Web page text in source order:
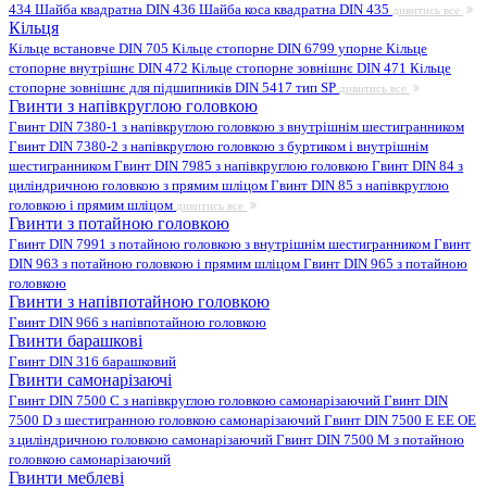
434 Шайба квадратна DIN 436 Шайба коса квадратна DIN 435 дивитись все
Кільця
Кільце встановче DIN 705 Кільце стопорне DIN 6799 упорне Кільце
стопорне внутрішнє DIN 472 Кільце стопорне зовнішнє DIN 471 Кільце
стопорне зовнішнє для підшипників DIN 5417 тип SP дивитись все
Гвинти з напівкруглою головкою
Гвинт DIN 7380-1 з напівкруглою головкою з внутрішнім шестигранником
Гвинт DIN 7380-2 з напівкруглою головкою з буртиком і внутрішнім
шестигранником Гвинт DIN 7985 з напівкруглою головкою Гвинт DIN 84 з
циліндричною головкою з прямим шліцом Гвинт DIN 85 з напівкруглою
головкою і прямим шліцом дивитись все
Гвинти з потайною головкою
Гвинт DIN 7991 з потайною головкою з внутрішнім шестигранником Гвинт
DIN 963 з потайною головкою і прямим шліцом Гвинт DIN 965 з потайною
головкою
Гвинти з напівпотайною головкою
Гвинт DIN 966 з напівпотайною головкою
Гвинти барашкові
Гвинт DIN 316 барашковий
Гвинти самонарізаючі
Гвинт DIN 7500 C з напівкруглою головкою самонарізаючий Гвинт DIN
7500 D з шестигранною головкою самонарізаючий Гвинт DIN 7500 E EE OE
з циліндричною головкою самонарізаючий Гвинт DIN 7500 M з потайною
головкою самонарізаючий
Гвинти меблеві